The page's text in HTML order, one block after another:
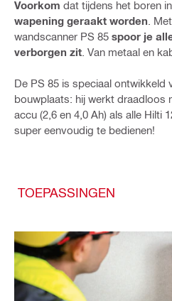
Voorkom dat tijdens het boren
wapening geraakt worden .
wandscanner PS 85 spoor je
verborgen zit . Van metaal en
De PS 85 is speciaal
bouwplaats: hij werkt draadloos
accu (2,6 en 4,0 Ah) als alle Hilti
super eenvoudig te bedienen!
TOEPASSINGEN